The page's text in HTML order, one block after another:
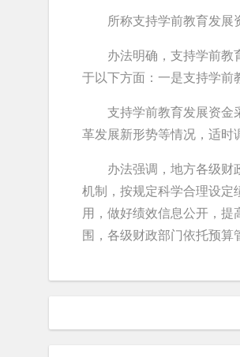
所称支持学前教育发展资
办法明确，支持学前教育
于以下方面：一是支持学前
支持学前教育发展资金采
革发展新形势等情况，适时
办法强调，地方各级财政
机制，按规定科学合理设定
用，做好绩效信息公开，
围，各级财政部门依托预算